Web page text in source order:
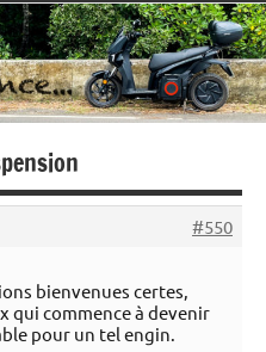
#550
bienvenues certes,
qui commence à devenir
pour un tel engin.